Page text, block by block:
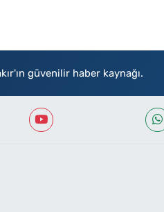
güvenilir haber kaynağı.